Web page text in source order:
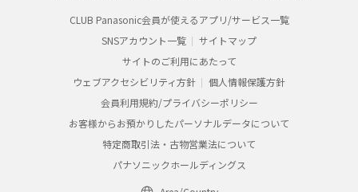
CLUB Panasonic会員が使えるアプリ/サービス一覧
SNSアカウント一覧
サイトマップ
サイトのご利用にあたって
ウェブアクセシビリティ方針
個人情報保護方針
会員利用規約/プライバシーポリシー
お客様からお預かりしたパーソナルデータについて
特定商取引法・古物営業法について
パナソニックホールディングス